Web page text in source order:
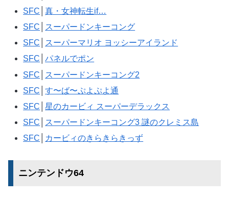
SFC │真・女神転生if…
SFC
スーパードンキーコング
SFC
スーパーマリオ ヨッシーアイランド
SFC │パネルでポン
SFC
スーパードンキーコング2
SFC │す〜ば〜ぷよぷよ通
SFC │星のカービィ スーパーデラックス
SFC
スーパードンキーコング3 謎のクレミス島
SFC
カービィのきらきらきっず
ニンテンドウ64